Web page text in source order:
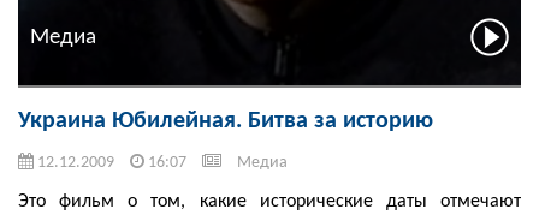
Медиа
Украина Юбилейная. Битва за историю
12.12.2009 16:07 Медиа
Это фильм о том, какие исторические даты отмечают